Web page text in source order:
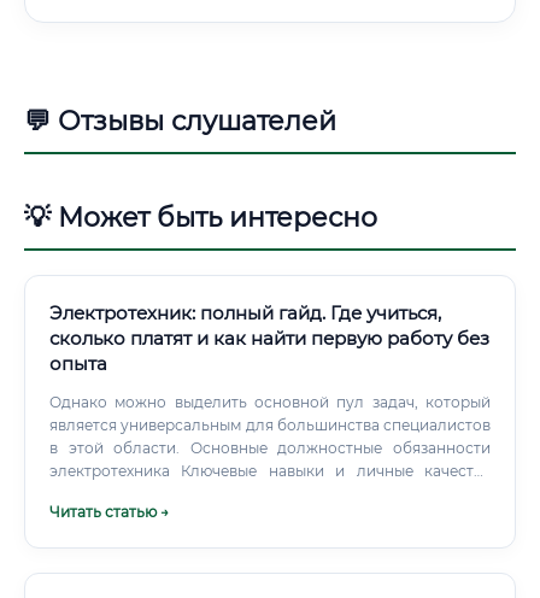
💬 Отзывы слушателей
💡 Может быть интересно
Электротехник: полный гайд. Где учиться,
сколько платят и как найти первую работу без
опыта
Однако можно выделить основной пул задач, который
является универсальным для большинства специалистов
в этой области. Основные должностные обязанности
электротехника Ключевые навыки и личные качества
требуется сочетание глубоких технических знаний (Hard
Читать статью →